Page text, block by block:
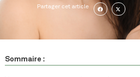
Partager cet article
Sommaire :